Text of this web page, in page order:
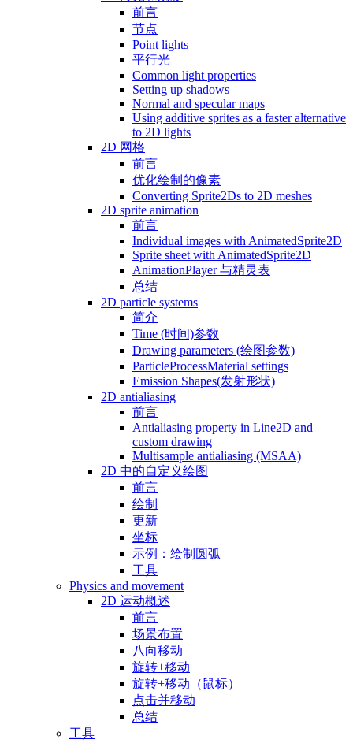
前言
节点
Point lights
平行光
Common light properties
Setting up shadows
Normal and specular maps
Using additive sprites as a faster alternative
to 2D lights
2D 网格
前言
优化绘制的像素
Converting Sprite2Ds to 2D meshes
2D sprite animation
前言
Individual images with AnimatedSprite2D
Sprite sheet with AnimatedSprite2D
AnimationPlayer 与精灵表
总结
2D particle systems
简介
Time (时间)参数
Drawing parameters (绘图参数)
ParticleProcessMaterial settings
Emission Shapes(发射形状)
2D antialiasing
前言
Antialiasing property in Line2D and
custom drawing
Multisample antialiasing (MSAA)
2D 中的自定义绘图
前言
绘制
更新
坐标
示例：绘制圆弧
工具
Physics and movement
2D 运动概述
前言
场景布置
八向移动
旋转+移动
旋转+移动（鼠标）
点击并移动
总结
工具